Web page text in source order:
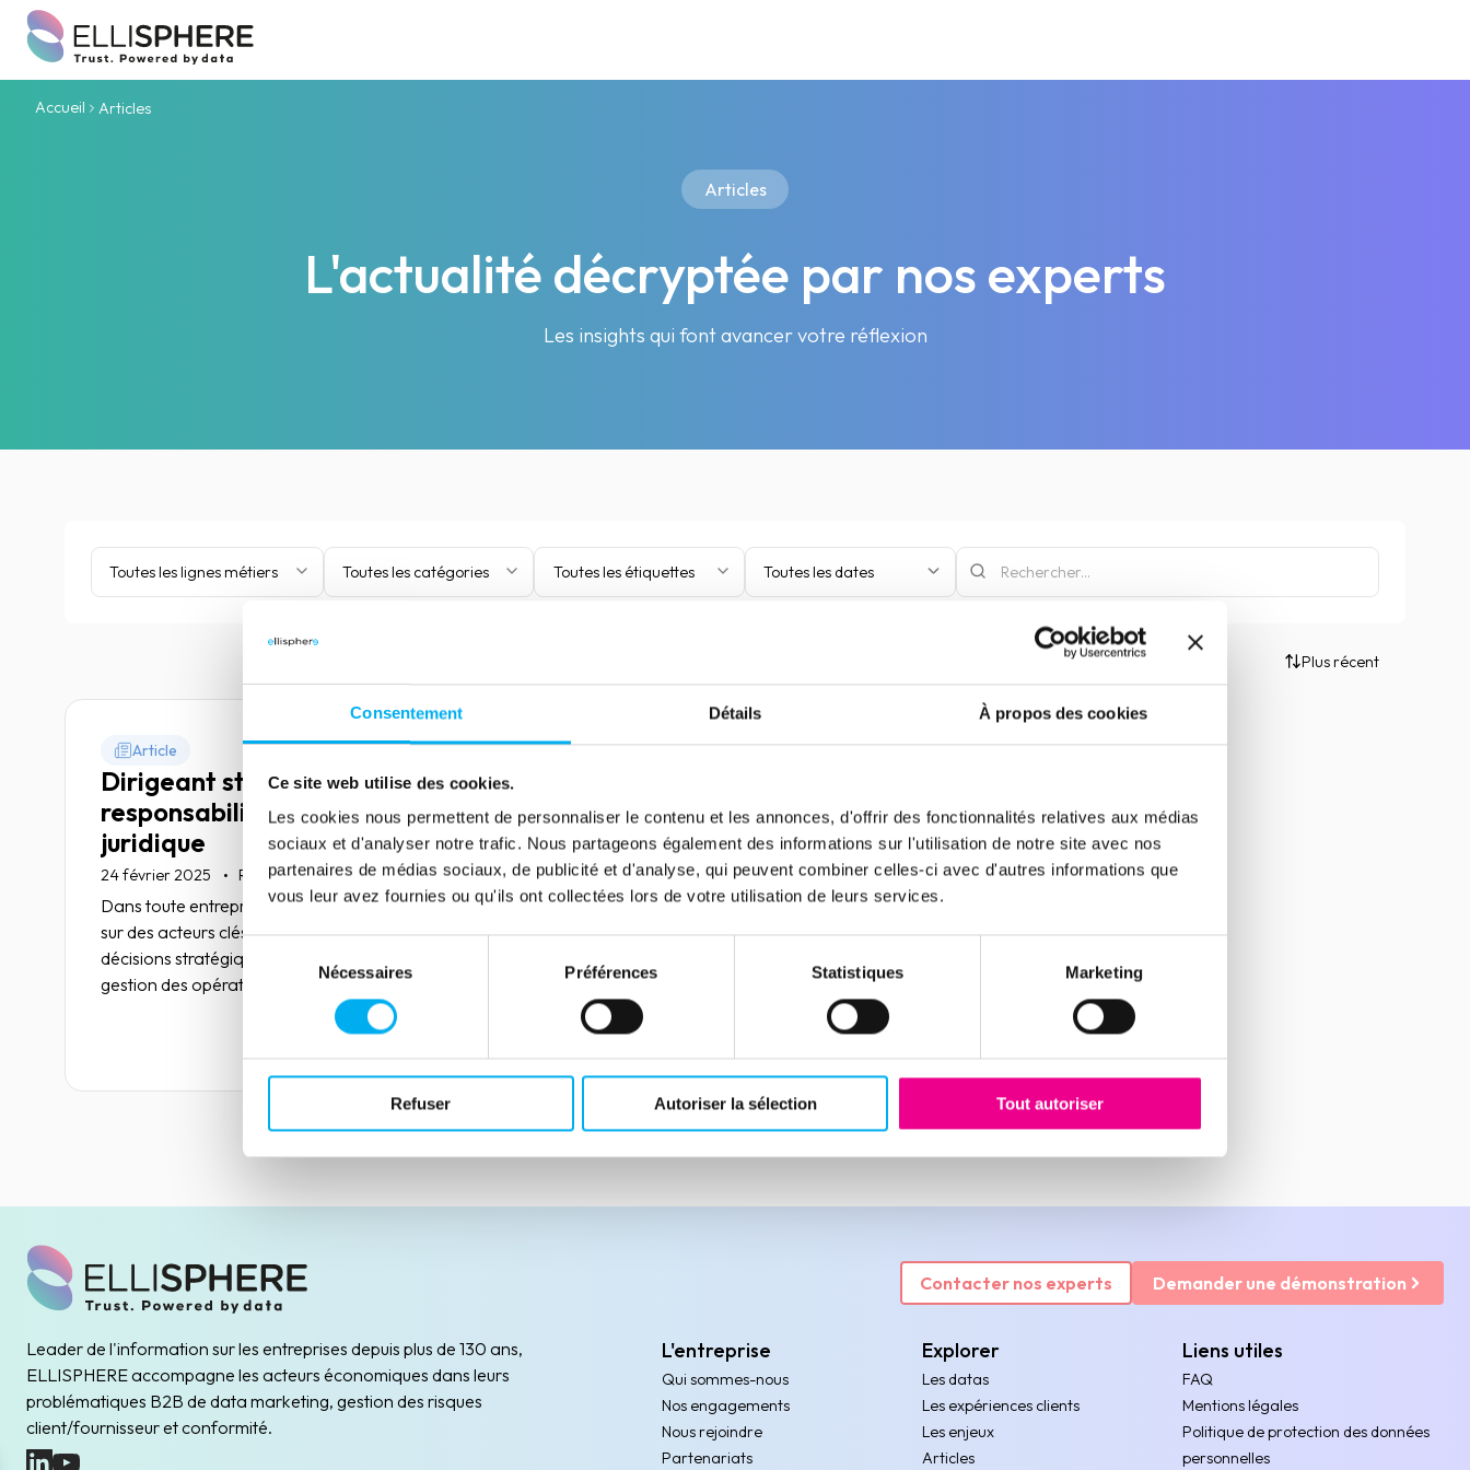
Consentement Détails À propos des cookies
Ce site web utilise des cookies.
Les cookies nous permettent de personnaliser le contenu et les annonces, d'offrir des fonctionnalités relatives aux médias
sociaux et d'analyser notre trafic. Nous partageons également des informations sur l'utilisation de notre site avec nos
partenaires de médias sociaux, de publicité et d'analyse, qui peuvent combiner celles-ci avec d'autres informations que
vous leur avez fournies ou qu'ils ont collectées lors de votre utilisation de leurs services.
du
consentement
Nécessaires Préférences Statistiques Marketing
Refuser Autoriser la sélection Tout autoriser
Accueil Articles
Articles
L'actualité décryptée par nos experts
Les insights qui font avancer votre réflexion
Toutes les lignes métiers Toutes les catégories Toutes les étiquettes Toutes les dates
Plus récent
Article
Dirigeant statutaire : rôle,
responsabilités et cadre
juridique
24 février 2025 Risk management
Dans toute entreprise, la gouvernance repose
sur des acteurs clés chargés de prendre des
décisions stratégiques et de garantir la bonne
gestion des opérations. Parmi eux, le dirigeant
statutaire joue un rôle central. Il est nommé par
les statuts de l’entreprise et assume des
responsabilités essentielles, tant sur le plan
opérationnel que juridique.
Lire la suite
Contacter nos experts Demander une démonstration
Leader de l'information sur les entreprises depuis plus de 130 ans,
ELLISPHERE accompagne les acteurs économiques dans leurs
problématiques B2B de data marketing, gestion des risques
client/fournisseur et conformité.
(nouvelle fenêtre)
(nouvelle fenêtre)
L'entreprise
Qui sommes-nous
Nos engagements
Nous rejoindre
Partenariats
Explorer
Les datas
Les expériences clients
Les enjeux
Articles
Liens utiles
FAQ
Mentions légales
Politique de protection des données
personnelles